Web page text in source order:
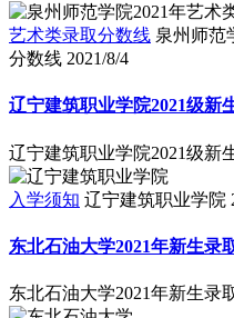
艺术类录取分数线 泉州师范
分数线 2021/8/4
辽宁建筑职业学院2021级新
辽宁建筑职业学院2021级新
入学须知 辽宁建筑职业学院
东北石油大学2021年新生录
东北石油大学2021年新生录